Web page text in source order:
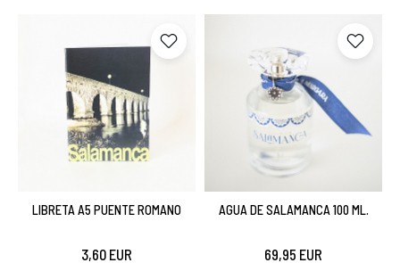
LIBRETA A5 PUENTE ROMANO
3,60 EUR
AGUA DE SALAMANCA 100 ML.
69,95 EUR